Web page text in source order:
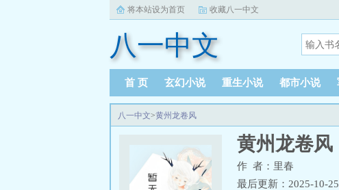
将本站设为首页 收藏八一中文
八一中文
首 页 玄幻小说 重生小说 都市小说
八一中文>黄州龙卷风
黄州龙卷风
作 者：里春
最后更新：2025-10-